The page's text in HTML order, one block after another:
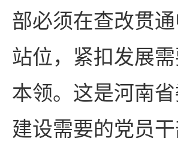
部必须在查改贯
站位，紧扣发展
本领。这是河南
建设需要的党员